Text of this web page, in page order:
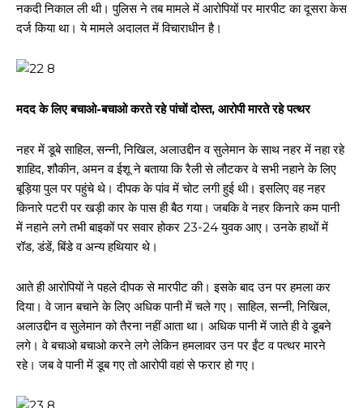
नकदी निकाल ली थी। पुलिस ने तब मामले में आरोपियों पर मारपीट का दूसरा केस
दर्ज किया था। ये मामले अदालत में विचाराधीन है।
मदद के लिए बचाओ-बचाओ करते रहे पांचों दोस्त, आरोपी मारते रहे पत्थर
नहर में डूबे साहिल, सन्नी, निखिल, अलाउद्दीन व सुलेमान के साथ नहर में नहा रहे
शाहिद, शौकीन, अमन व ईशू ने बताया कि रैली से लौटकर वे सभी नहाने के लिए
बूड़िया पुल पर पहुंचे थे। दीपक के पांव में चोट लगी हुई थी। इसलिए वह नहर
किनारे पटरी पर खड़ी कार के पास ही बैठ गया। जबकि वे नहर किनारे कम पानी
में नहाने लगे तभी बाइकों पर सवार होकर 23-24 युवक आए। उनके हाथों में
रॉड, डंडें, बिंडे व अन्य हथियार थे।
आते ही आरोपियों ने पहले दीपक से मारपीट की। इसके बाद उन पर हमला कर
दिया। वे जान बचाने के लिए अधिक पानी में चले गए। साहिल, सन्नी, निखिल,
अलाउद्दीन व सुलेमान को तैरना नहीं आता था। अधिक पानी में जाते ही वे डूबने
लगे। वे बचाओ बचाओ करने लगे लेकिन हमलावर उन पर ईंट व पत्थर मारने
रहे। जब वे पानी में डूब गए तो आरोपी वहां से फरार हो गए।